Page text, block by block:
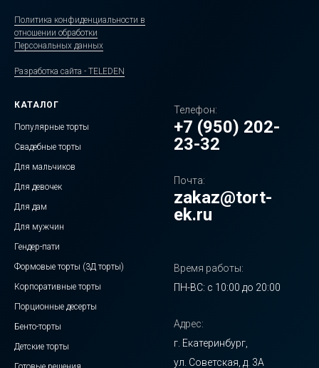
Политика конфиденциальности в
отношении обработки
Персональных данных
Разработка сайта - TELEDEN
КАТАЛОГ
Популярные торты
Свадебные торты
Для мальчиков
Для девочек
Для дам
Для мужчин
Гендер-пати
Формовые торты (3Д торты)
Корпоративные торты
Порционные десерты
Бенто-торты
Детские торты
Телефон:
+7 (950) 202-
23-32
Почта:
zakaz@tort-
ek.ru
Время работы:
ПН-ВС: с 10:00 до 20:00
Адрес:
г. Екатеринбург,
ул. Советская, д. 3А